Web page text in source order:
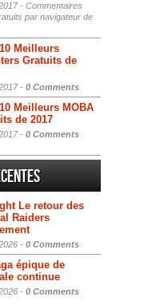
- Commentaires
par navigateur de
Meilleurs
Gratuits de
- 0 Comments
Meilleurs MOBA
de 2017
- 0 Comments
Le retour des
Raiders
- 0 Comments
épique de
continue
- 0 Comments